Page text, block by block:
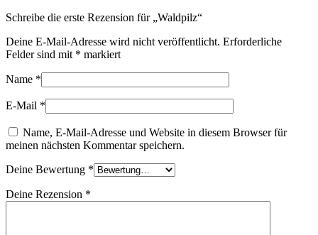
Schreibe die erste Rezension für „Waldpilz“
Deine E-Mail-Adresse wird nicht veröffentlicht. Erforderliche
Felder sind mit * markiert
Name *
E-Mail *
Name, E-Mail-Adresse und Website in diesem Browser für
meinen nächsten Kommentar speichern.
Deine Bewertung *
Deine Rezension *